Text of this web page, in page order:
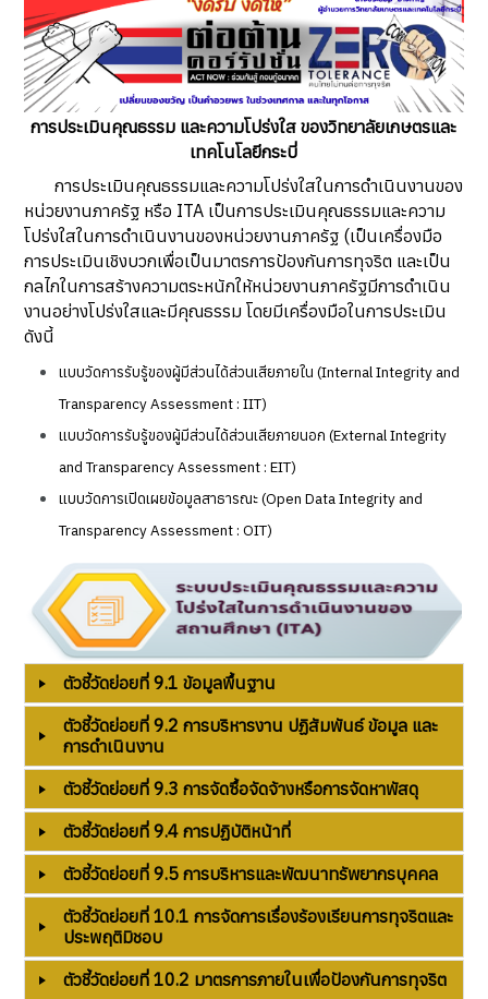
การประเมินคุณธรรม และความโปร่งใส ของวิทยาลัยเกษตรและ
เทคโนโลยีกระบี่
การประเมินคุณธรรมและความโปร่งใสในการดำเนินงานของ
หน่วยงานภาครัฐ หรือ ITA เป็นการประเมินคุณธรรมและความ
โปร่งใสในการดำเนินงานของหน่วยงานภาครัฐ (เป็นเครื่องมือ
การประเมินเชิงบวกเพื่อเป็นมาตรการป้องกันการทุจริต และเป็น
กลไกในการสร้างความตระหนักให้หน่วยงานภาครัฐมีการดำเนิน
งานอย่างโปร่งใสและมีคุณธรรม โดยมีเครื่องมือในการประเมิน
ดังนี้
แบบวัดการรับรู้ของผู้มีส่วนได้ส่วนเสียภายใน (Internal Integrity and
Transparency Assessment : IIT)
แบบวัดการรับรู้ของผู้มีส่วนได้ส่วนเสียภายนอก (External Integrity
and Transparency Assessment : EIT)
แบบวัดการเปิดเผยข้อมูลสาธารณะ (Open Data Integrity and
Transparency Assessment : OIT)
ตัวชี้วัดย่อยที่ 9.1 ข้อมูลพื้นฐาน
ตัวชี้วัดย่อยที่ 9.2 การบริหารงาน ปฏิสัมพันธ์ ข้อมูล และ
การดำเนินงาน
ตัวชี้วัดย่อยที่ 9.3 การจัดซื้อจัดจ้างหรือการจัดหาพัสดุ
ตัวชี้วัดย่อยที่ 9.4 การปฏิบัติหน้าที่
ตัวชี้วัดย่อยที่ 9.5 การบริหารและพัฒนาทรัพยากรบุคคล
ตัวชี้วัดย่อยที่ 10.1 การจัดการเรื่องร้องเรียนการทุจริตและ
ประพฤติมิชอบ
ตัวชี้วัดย่อยที่ 10.2 มาตรการภายในเพื่อป้องกันการทุจริต